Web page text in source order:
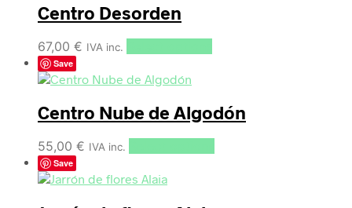
Centro Desorden
67,00 € IVA inc.
Save
Centro Nube de Algodón
55,00 € IVA inc.
Save